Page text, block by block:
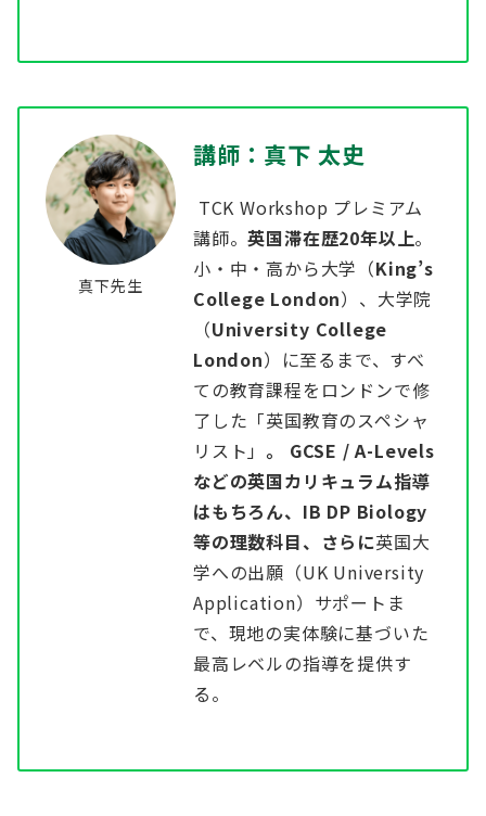
真下先生
講師： 真下 太史
TCK Workshop プレミアム
講師。英国滞在歴20年以上。
小・中・高から大学（King’s
College London）、大学院
（University College
London）に至るまで、すべ
ての教育課程をロンドンで修
了した「英国教育のスペシャ
リスト」 。 GCSE / A-Levels
などの英国カリキュラム指導
はもちろん、IB DP Biology
等の理数科目、さらに英国大
学への出願（UK University
Application）サポートま
で、現地の実体験に基づいた
最高レベルの指導を提供す
る。